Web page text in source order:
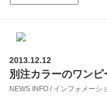
2013.12.12
別注カラーのワンピ
NEWS INFO / インフォメーシ